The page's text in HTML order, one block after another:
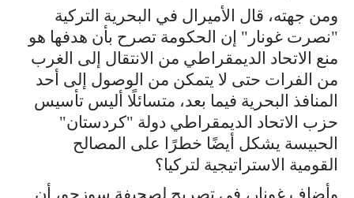
ومن جهته، قال الأميرال في البحرية التركية
"نصرت غونار" إن الحكومة تصرح بأن هدفها هو
منع الاتحاد الديمقراطي من الانتقال إلى الغرب
من الفرات حتى لا يتمكن من الوصول إلى أحد
المنافذ البحرية فيما بعد، متسائلًا أليس تأسيس
حزب الاتحاد الديمقراطي دولة "كردستان"
الحبيسة يشكل أيضًا خطرًا على المصالح
القومية الاستراتيجية لتركيا؟
وأضاف غونار، في تصريح لصحيفة سوزجو، أن